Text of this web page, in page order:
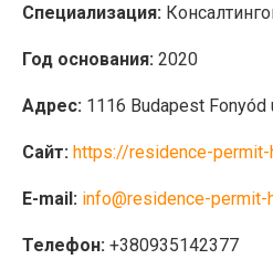
Специализация:
Год основания: 2020
Адрес: 1116 Budapest Fonyód
Сайт: https://residence-permit-
E-mail: info@residence-permit-
Телефон: +380935142377